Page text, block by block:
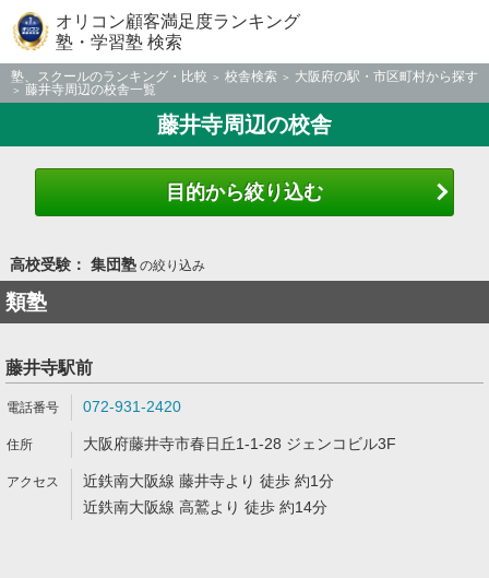
オリコン顧客満足度ランキング
塾・学習塾 検索
塾、スクールのランキング・比較 校舎検索
大阪府の駅・市区町村から探す
藤井寺周辺の校舎一覧
藤井寺周辺の校舎
目的から絞り込む
高校受験： 集団塾の絞り込み
類塾
藤井寺駅前
072-931-2420
大阪府藤井寺市春日丘1-1-28 ジェンコビル3F
近鉄南大阪線 藤井寺より 徒歩 約1分
近鉄南大阪線 高鷲より 徒歩 約14分